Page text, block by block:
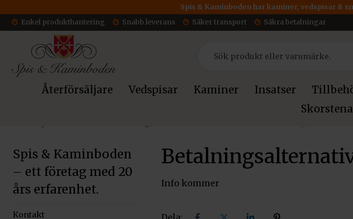
Spis & Kaminboden har kaminer, vedspisar &
Enkel produkthantering
Snabb leverans Säker transport Säkra betalningar
Återförsäljare Vedspisar Kaminer Insatser
Spis & Kaminboden
– ett företag med 20
års erfarenhet.
Kontakt
Info kommer